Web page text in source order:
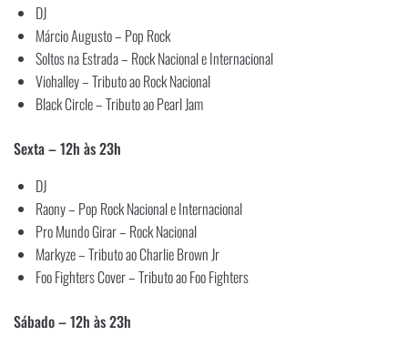
DJ
Márcio Augusto – Pop Rock
Soltos na Estrada – Rock Nacional e Internacional
Viohalley – Tributo ao Rock Nacional
Black Circle – Tributo ao Pearl Jam
Sexta – 12h às 23h
DJ
Raony – Pop Rock Nacional e Internacional
Pro Mundo Girar – Rock Nacional
Markyze – Tributo ao Charlie Brown Jr
Foo Fighters Cover – Tributo ao Foo Fighters
Sábado – 12h às 23h